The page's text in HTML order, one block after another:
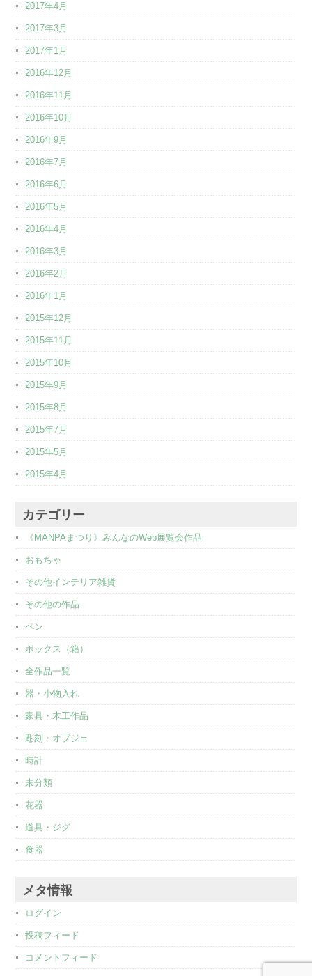
2017年4月
2017年3月
2017年1月
2016年12月
2016年11月
2016年10月
2016年9月
2016年7月
2016年6月
2016年5月
2016年4月
2016年3月
2016年2月
2016年1月
2015年12月
2015年11月
2015年10月
2015年9月
2015年8月
2015年7月
2015年5月
2015年4月
カテゴリー
《MANPAまつり》みんなのWeb展覧会作品
おもちゃ
その他インテリア雑貨
その他の作品
ペン
ボックス（箱）
全作品一覧
器・小物入れ
家具・木工作品
彫刻・オブジェ
時計
未分類
花器
道具・ジグ
食器
メタ情報
ログイン
投稿フィード
コメントフィード